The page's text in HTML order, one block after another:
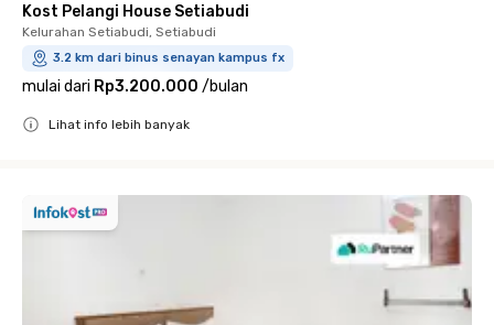
Kost Pelangi House Setiabudi
Kelurahan Setiabudi, Setiabudi
3.2 km dari binus senayan kampus fx
mulai dari Rp3.200.000 /bulan
Lihat info lebih banyak